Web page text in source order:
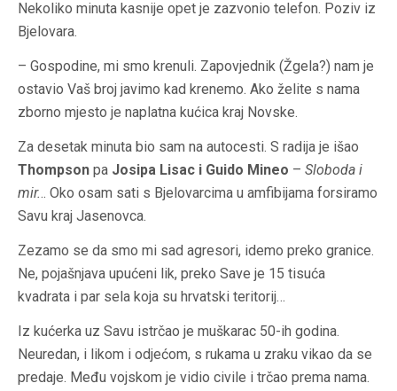
Nekoliko minuta kasnije opet je zazvonio telefon. Poziv iz
Bjelovara.
– Gospodine, mi smo krenuli. Zapovjednik (Žgela?) nam je
ostavio Vaš broj javimo kad krenemo. Ako želite s nama
zborno mjesto je naplatna kućica kraj Novske.
Za desetak minuta bio sam na autocesti. S radija je išao
Thompson pa Josipa Lisac i Guido Mineo – Sloboda i
mir... Oko osam sati s Bjelovarcima u amfibijama forsiramo
Savu kraj Jasenovca.
Zezamo se da smo mi sad agresori, idemo preko granice.
Ne, pojašnjava upućeni lik, preko Save je 15 tisuća
kvadrata i par sela koja su hrvatski teritorij…
Iz kućerka uz Savu istrčao je muškarac 50-ih godina.
Neuredan, i likom i odjećom, s rukama u zraku vikao da se
predaje. Među vojskom je vidio civile i trčao prema nama.